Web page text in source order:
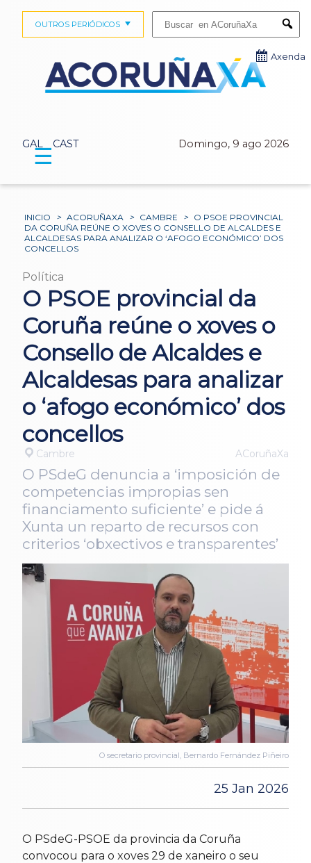
GAL CAST Domingo, 9 ago 2026
OUTROS PERIÓDICOS
Axenda
☰
INICIO > ACORUÑAXA > CAMBRE > O PSOE PROVINCIAL
DA CORUÑA REÚNE O XOVES O CONSELLO DE ALCALDES E
ALCALDESAS PARA ANALIZAR O ‘AFOGO ECONÓMICO’ DOS
CONCELLOS
Política
O PSOE provincial da
Coruña reúne o xoves o
Consello de Alcaldes e
Alcaldesas para analizar
o ‘afogo económico’ dos
concellos
Cambre ACoruñaXa
O PSdeG denuncia a ‘imposición de
competencias impropias sen
financiamento suficiente’ e pide á
Xunta un reparto de recursos con
criterios ‘obxectivos e transparentes’
O secretario provincial, Bernardo Fernández Piñeiro
25 Jan 2026
O PSdeG-PSOE da provincia da Coruña
convocou para o xoves 29 de xaneiro o seu